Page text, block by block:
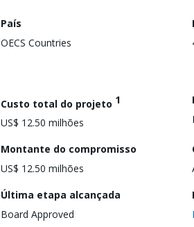
País
OECS Countries
Custo total do projeto 1
US$ 12.50 milhões
Montante do compromisso
US$ 12.50 milhões
Última etapa alcançada
Board Approved